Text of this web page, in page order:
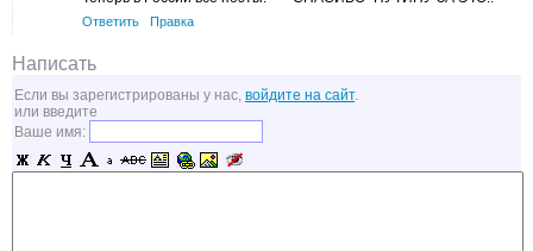
Ответить Правка
Написать
Если вы зарегистрированы у нас, войдите на сайт.
или введите
Ваше имя: